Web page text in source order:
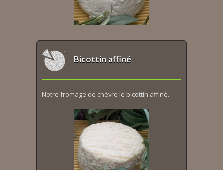
Bicottin affiné
Notre fromage de chèvre le bicottin affiné.